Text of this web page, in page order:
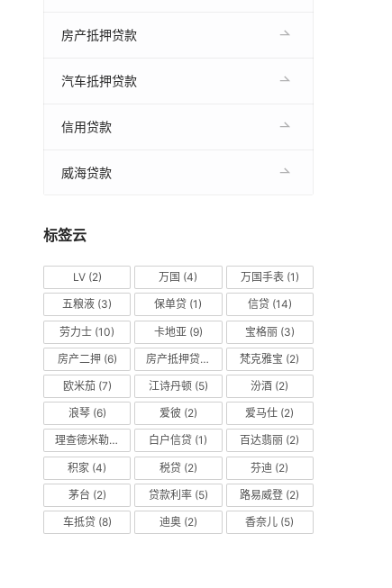
房产抵押贷款
汽车抵押贷款
信用贷款
威海贷款
标签云
LV(2) 万国 (4) 万国手表(1)
五粮液 (3) 保单贷 (1) 信贷(14)
劳力士 (10) 卡地亚(9) 宝格丽(3)
房产二押(6) 房产抵押贷款 梵克雅宝 (2)
欧米茄(7) 江诗丹顿(5) 汾酒 (2)
浪琴(6) 爱彼 (2) 爱马仕 (2)
理查德米勒
(2) 白户信贷 (1) 百达翡丽 (2)
积家 (4) 税贷(2) 芬迪 (2)
茅台 (2) 贷款利率(5) 路易威登 (2)
车抵贷(8) 迪奥(2) 香奈儿 (5)